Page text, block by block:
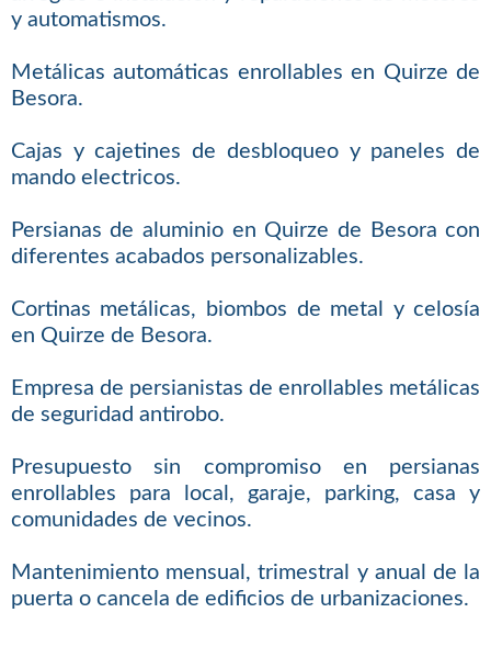
y automatismos.
Metálicas automáticas enrollables en Quirze de
Besora.
Cajas y cajetines de desbloqueo y paneles de
mando electricos.
Persianas de aluminio en Quirze de Besora con
diferentes acabados personalizables.
Cortinas metálicas, biombos de metal y celosía
en Quirze de Besora.
Empresa de persianistas de enrollables metálicas
de seguridad antirobo.
Presupuesto sin compromiso en persianas
enrollables para local, garaje, parking, casa y
comunidades de vecinos.
Mantenimiento mensual, trimestral y anual de la
puerta o cancela de edificios de urbanizaciones.